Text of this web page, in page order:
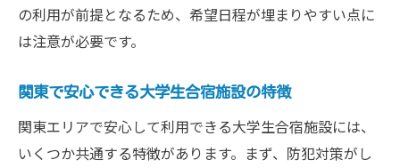
の利用が前提となるため、希望日程が埋まりやすい点に
は注意が必要です。
関東で安心できる大学生合宿施設の特徴
関東エリアで安心して利用できる大学生合宿施設には、
いくつか共通する特徴があります。まず、防犯対策がし